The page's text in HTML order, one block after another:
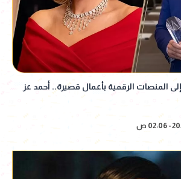
المنصات الرقمية بأعمال قصيرة.. أحمد عز